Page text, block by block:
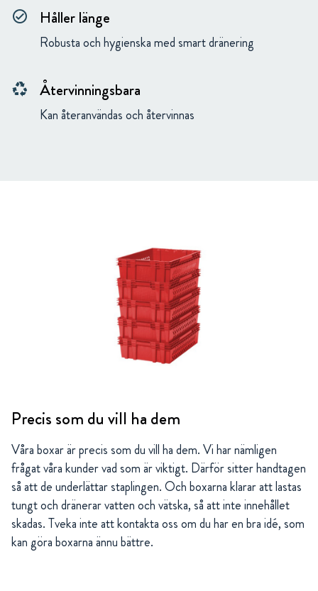
check_circle_outline Håller länge
Robusta och hygienska med smart dränering
recycling Återvinningsbara
Kan återanvändas och återvinnas
Precis som du vill ha dem
Våra boxar är precis som du vill ha dem. Vi har nämligen
frågat våra kunder vad som är viktigt. Därför sitter handtagen
så att de underlättar staplingen. Och boxarna klarar att lastas
tungt och dränerar vatten och vätska, så att inte innehållet
skadas. Tveka inte att kontakta oss om du har en bra idé, som
kan göra boxarna ännu bättre.